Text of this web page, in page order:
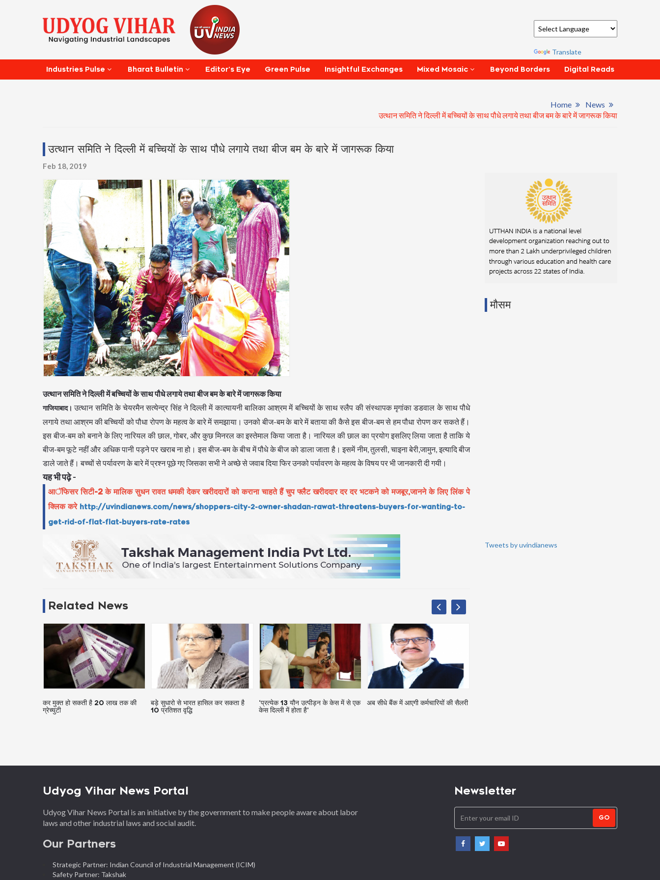
Translate
Industries Pulse Bharat Bulletin Editor’s Eye Green Pulse Insightful Exchanges Mixed Mosaic Beyond Borders Digital Reads
Home
News
उत्थान समिति ने दिल्ली में बच्चियों के साथ पौधे लगाये तथा बीज बम के बारे में जागरूक किया
उत्थान समिति ने दिल्ली में बच्चियों के साथ पौधे लगाये तथा बीज बम के बारे में जागरूक किया
Feb 18, 2019
उत्थान समिति ने दिल्ली में बच्चियों के साथ पौधे लगाये तथा बीज बम के बारे में जागरूक किया
गाजियाबाद। उत्थान समिति के चेयरमैन सत्येन्द्र सिंह ने दिल्ली में कात्यायनी बालिका आश्रम में बच्चियों के साथ स्लैप की संस्थापक मृगांका डडवाल के साथ पौधे
लगाये तथा आश्रम की बच्चियों को पौधा रोपण के महत्व के बारे में समझाया। उनको बीज-बम के बारे में बताया की कैसे इस बीज-बम से हम पौधा रोपण कर सकते हैं।
इस बीज-बम को बनाने के लिए नारियल की छाल, गोबर, और कुछ मिनरल का इस्तेमाल किया जाता है। नारियल की छाल का प्रयोग इसलिए लिया जाता है ताकि ये
बीज-बम फूटे नहीं और अधिक पानी पड़ने पर खराब ना हो। इस बीज-बम के बीच में पौधे के बीज को डाला जाता है। इसमें नीम, तुलसी, चाइना बेरी,जामुन, इत्यादि बीज
डाले जाते हैं। बच्चों से पर्यावरण के बारे में प्रश्न पूछे गए जिसका सभी ने अच्छे से जवाब दिया फिर उनको पर्यावरण के महत्व के विषय पर भी जानकारी दी गयी।
यह भी पढ़े -
आॅफिसर सिटी-2 के मालिक सुधन रावत धमकी देकर खरीददारों को कराना चाहते हैं चुप फ्लैट खरीददार दर दर भटकने को मजबूर,जानने के लिए लिंक पे
क्लिक करे http://uvindianews.com/news/shoppers-city-2-owner-shadan-rawat-threatens-buyers-for-wanting-to-
get-rid-of-flat-flat-buyers-rate-rates
Related News
कर मुक्त हो सकती है 20 लाख तक की
ग्रेच्युटी
बड़े सुधारो से भारत हासिल कर सकता है
10 प्रतिशत वृद्धि
‘प्रत्येक 13 यौन उत्पीड़न के केस में से एक
केस दिल्ली में होता है’
अब सीधे बैंक में आएगी कर्मचारियों की सैलरी
मौसम
Tweets by uvindianews
Udyog Vihar News Portal
Udyog Vihar News Portal is an initiative by the government to make people aware about labor
laws and other industrial laws and social audit.
Our Partners
Strategic Partner: Indian Council of Industrial Management (ICIM)
Safety Partner: Takshak
Newsletter
GO